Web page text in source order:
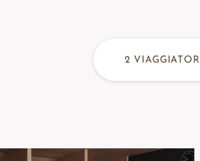
2 VIAGGIATORI